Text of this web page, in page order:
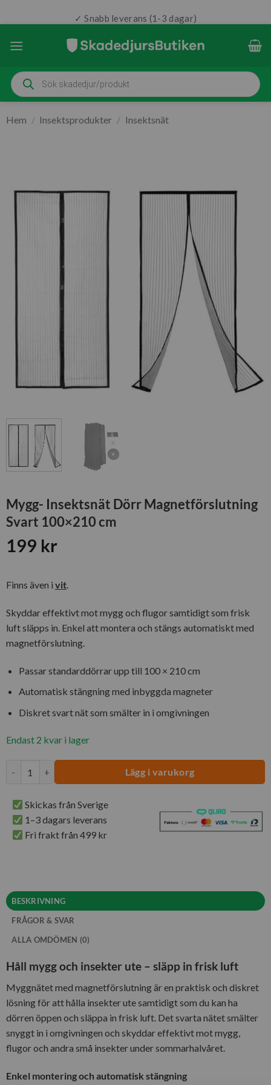
✓ Snabb leverans (1-3 dagar)
Produktsökning
Hem / Insektsprodukter / Insektsnät
Mygg- Insektsnät Dörr Magnetförslutning
Svart 100×210 cm
199 kr
Finns även i vit.
Skyddar effektivt mot mygg och flugor samtidigt som frisk
luft släpps in. Enkel att montera och stängs automatiskt med
magnetförslutning.
Passar standarddörrar upp till 100 × 210 cm
Automatisk stängning med inbyggda magneter
Diskret svart nät som smälter in i omgivningen
Endast 2 kvar i lager
Lägg i varukorg
Skickas från Sverige
1–3 dagars leverans
Fri frakt från 499 kr
BESKRIVNING
FRÅGOR & SVAR
ALLA OMDÖMEN (0)
Håll mygg och insekter ute – släpp in frisk luft
Myggnätet med magnetförslutning är en praktisk och diskret
lösning för att hålla insekter ute samtidigt som du kan ha
dörren öppen och släppa in frisk luft. Det svarta nätet smälter
snyggt in i omgivningen och skyddar effektivt mot mygg,
flugor och andra små insekter under sommarhalvåret.
Enkel montering och automatisk stängning